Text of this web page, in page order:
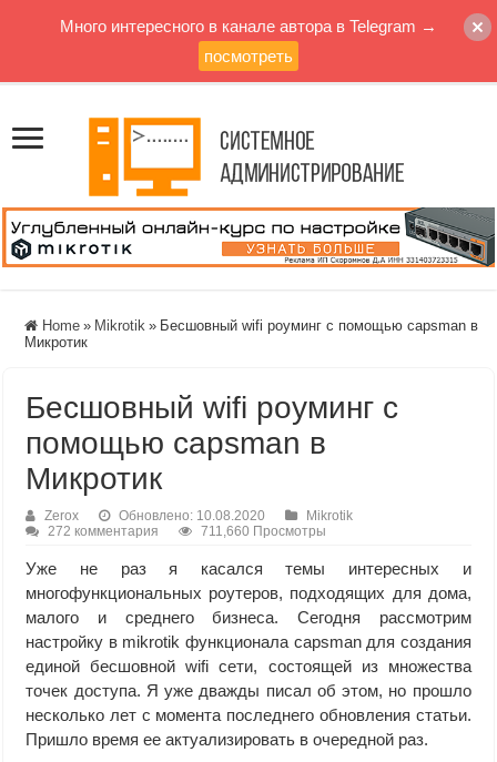
Home » Mikrotik » Бесшовный wifi роуминг с помощью capsman в
Микротик
Бесшовный wifi роуминг с
помощью capsman в
Микротик
Zerox Обновлено: 10.08.2020
Mikrotik
272 комментария
711,660 Просмотры
Уже не раз я касался темы интересных и
многофункциональных роутеров, подходящих для дома,
малого и среднего бизнеса. Сегодня рассмотрим
настройку в mikrotik функционала capsman для создания
единой бесшовной wifi сети, состоящей из множества
точек доступа. Я уже дважды писал об этом, но прошло
несколько лет с момента последнего обновления статьи.
Пришло время ее актуализировать в очередной раз.
Много интересного в канале автора в Telegram →
посмотреть